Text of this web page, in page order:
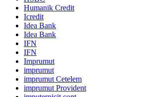
Humanik Credit
Icredit
Idea Bank
Idea Bank
IFN
IFN
Imprumut
imprumut
imprumut Cetelem
imprumut Provident